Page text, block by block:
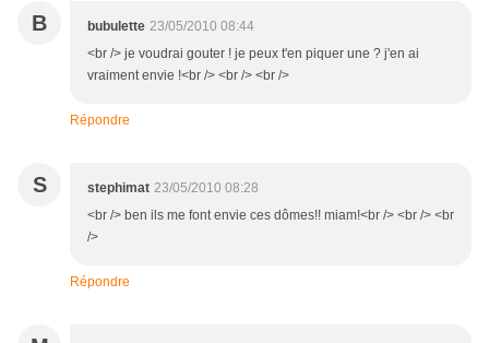
B bubulette 23/05/2010 08:44
<br /> je voudrai gouter ! je peux t'en piquer une ? j'en ai
vraiment envie !<br /> <br /> <br />
Répondre
S stephimat 23/05/2010 08:28
<br /> ben ils me font envie ces dômes!! miam!<br /> <br /> <br
/>
Répondre